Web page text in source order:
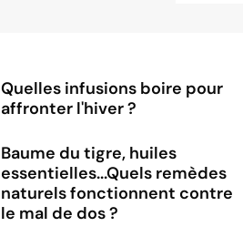
Quelles infusions boire pour
affronter l'hiver ?
Baume du tigre, huiles
essentielles...Quels remèdes
naturels fonctionnent contre
le mal de dos ?